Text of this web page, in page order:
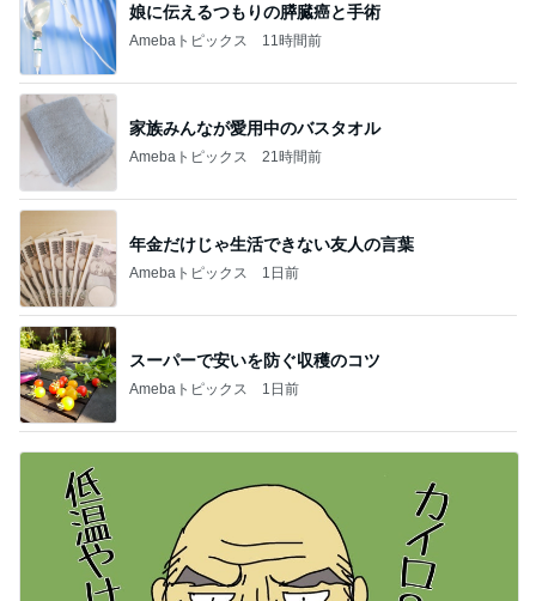
娘に伝えるつもりの膵臓癌と手術
Amebaトピックス 11時間前
家族みんなが愛用中のバスタオル
Amebaトピックス 21時間前
年金だけじゃ生活できない友人の言葉
Amebaトピックス 1日前
スーパーで安いを防ぐ収穫のコツ
Amebaトピックス 1日前